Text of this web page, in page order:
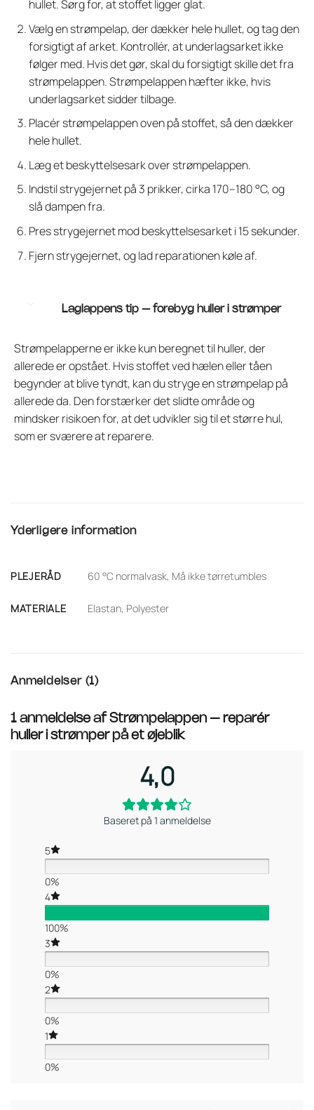
hullet. Sørg for, at stoffet ligger glat.
Vælg en strømpelap, der dækker hele hullet, og tag den
forsigtigt af arket. Kontrollér, at underlagsarket ikke
følger med. Hvis det gør, skal du forsigtigt skille det fra
strømpelappen. Strømpelappen hæfter ikke, hvis
underlagsarket sidder tilbage.
Placér strømpelappen oven på stoffet, så den dækker
hele hullet.
Læg et beskyttelsesark over strømpelappen.
Indstil strygejernet på 3 prikker, cirka 170–180 °C, og
slå dampen fra.
Pres strygejernet mod beskyttelsesarket i 15 sekunder.
Fjern strygejernet, og lad reparationen køle af.
Laglappens tip – forebyg huller i strømper
Strømpelapperne er ikke kun beregnet til huller, der
allerede er opstået. Hvis stoffet ved hælen eller tåen
begynder at blive tyndt, kan du stryge en strømpelap på
allerede da. Den forstærker det slidte område og
mindsker risikoen for, at det udvikler sig til et større hul,
som er sværere at reparere.
Yderligere information
PLEJERÅD 60 °C normalvask, Må ikke tørretumbles
MATERIALE Elastan, Polyester
Anmeldelser (1)
1 anmeldelse af Strømpelappen – reparér
huller i strømper på et øjeblik
4,0
Baseret på 1 anmeldelse
5
0%
4
100%
3
0%
2
0%
1
0%